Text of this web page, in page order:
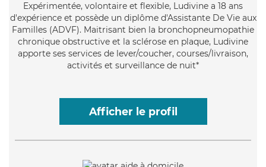
Expérimentée, volontaire et flexible, Ludivine a 18 ans
d'expérience et possède un diplôme d'Assistante De Vie aux
Familles (ADVF). Maitrisant bien la bronchopneumopathie
chronique obstructive et la sclérose en plaque, Ludivine
apporte ses services de lever/coucher, courses/livraison,
activités et surveillance de nuit*
Afficher le profil